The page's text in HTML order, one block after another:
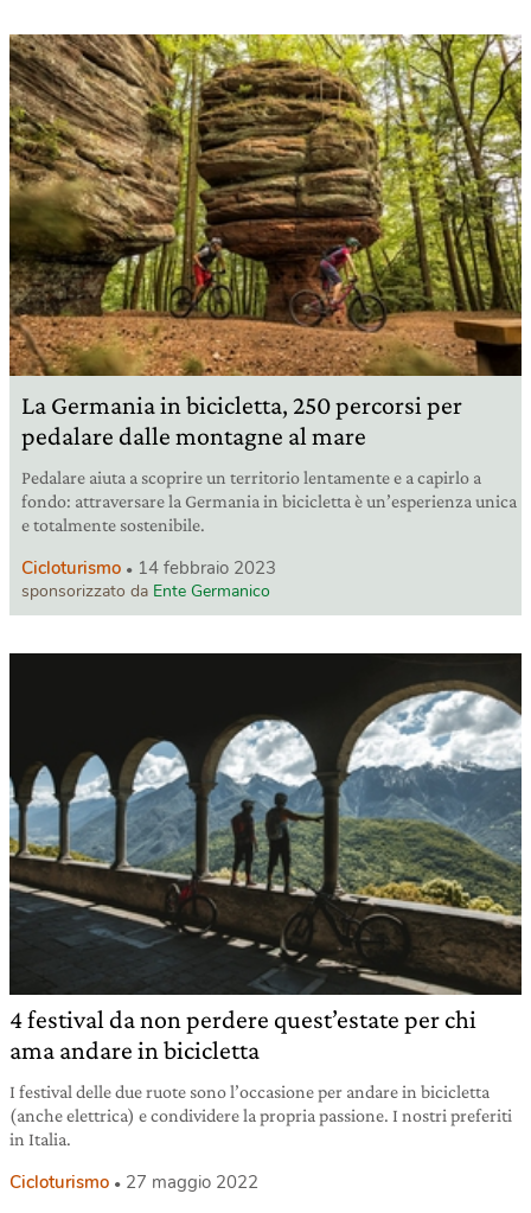
La Germania in bicicletta, 250 percorsi per
pedalare dalle montagne al mare
Pedalare aiuta a scoprire un territorio lentamente e a capirlo a
fondo: attraversare la Germania in bicicletta è un’esperienza unica
e totalmente sostenibile.
Cicloturismo 14 febbraio 2023
sponsorizzato da Ente Germanico
4 festival da non perdere quest’estate per chi
ama andare in bicicletta
I festival delle due ruote sono l’occasione per andare in bicicletta
(anche elettrica) e condividere la propria passione. I nostri preferiti
in Italia.
Cicloturismo 27 maggio 2022